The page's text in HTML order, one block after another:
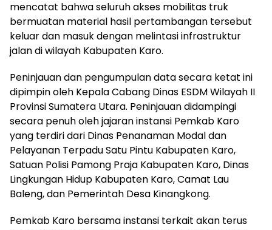
mencatat bahwa seluruh akses mobilitas truk
bermuatan material hasil pertambangan tersebut
keluar dan masuk dengan melintasi infrastruktur
jalan di wilayah Kabupaten Karo.
Peninjauan dan pengumpulan data secara ketat ini
dipimpin oleh Kepala Cabang Dinas ESDM Wilayah II
Provinsi Sumatera Utara. Peninjauan didampingi
secara penuh oleh jajaran instansi Pemkab Karo
yang terdiri dari Dinas Penanaman Modal dan
Pelayanan Terpadu Satu Pintu Kabupaten Karo,
Satuan Polisi Pamong Praja Kabupaten Karo, Dinas
Lingkungan Hidup Kabupaten Karo, Camat Lau
Baleng, dan Pemerintah Desa Kinangkong.
Pemkab Karo bersama instansi terkait akan terus